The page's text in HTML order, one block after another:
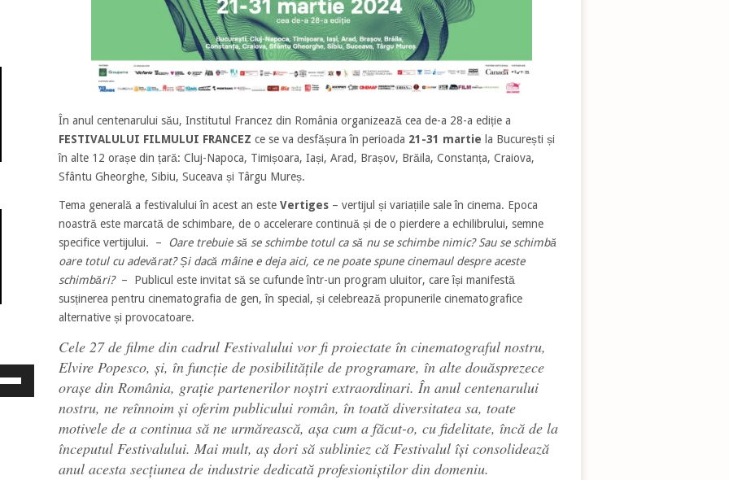
În anul centenarului său, Institutul Francez din România organizează cea de-a 28-a ediție a
FESTIVALULUI FILMULUI FRANCEZ ce se va desfășura în perioada 21-31 martie la București și
în alte 12 orașe din țară: Cluj-Napoca, Timișoara, Iași, Arad, Brașov, Brăila, Constanța, Craiova,
Sfântu Gheorghe, Sibiu, Suceava și Târgu Mureș.
Tema generală a festivalului în acest an este Vertiges– vertijul și variațiile sale în cinema. Epoca
noastră este marcată de schimbare, de o accelerare continuă și de o pierdere a echilibrului, semne
specifice vertijului. –
Oare trebuie să se schimbe totul ca să nu se schimbe nimic? Sau se schimbă
oare totul cu adevărat? Și dacă mâine e deja aici, ce ne poate spune cinemaul despre aceste
schimbări?– Publicul este invitat să se cufunde într-un program uluitor, care își manifestă
susținerea pentru cinematografia de gen, în special, și celebrează propunerile cinematografice
alternative și provocatoare.
Cele 27 de filme din cadrul Festivalului vor fi proiectate în cinematograful nostru,
Elvire Popesco, și, în funcție de posibilitățile de programare, în alte douăsprezece
orașe din România, grație partenerilor noștri extraordinari. În anul centenarului
nostru, ne reînnoim și oferim publicului român, în toată diversitatea sa, toate
motivele de a continua să ne urmărească, așa cum a făcut-o, cu fidelitate, încă de la
începutul Festivalului. Mai mult, aș dori să subliniez că Festivalul își consolidează
anul acesta secțiunea de industrie dedicată profesioniștilor din domeniu.